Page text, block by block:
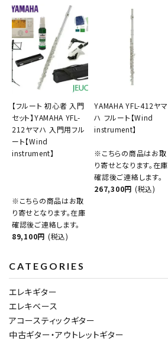
【フルート 初心者 入門
セット】YAMAHA YFL-
212ヤマハ 入門用フル
ート【Wind
instrument】
※こちらの商品はお取
り寄せとなります。在庫
確認後ご連絡します。
89,100円 (税込)
YAMAHA YFL-412ヤマ
ハ フルート【Wind
instrument】
※こちらの商品はお取
り寄せとなります。在庫
確認後ご連絡します。
267,300円 (税込)
CATEGORIES
エレキギター
エレキベース
アコースティックギター
中古ギター・アウトレットギター